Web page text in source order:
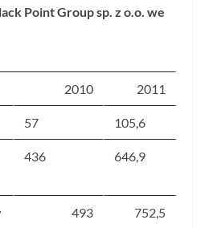
Point Group sp. z o.o. we
2010 2011
57 105,6
436 646,9
493 752,5